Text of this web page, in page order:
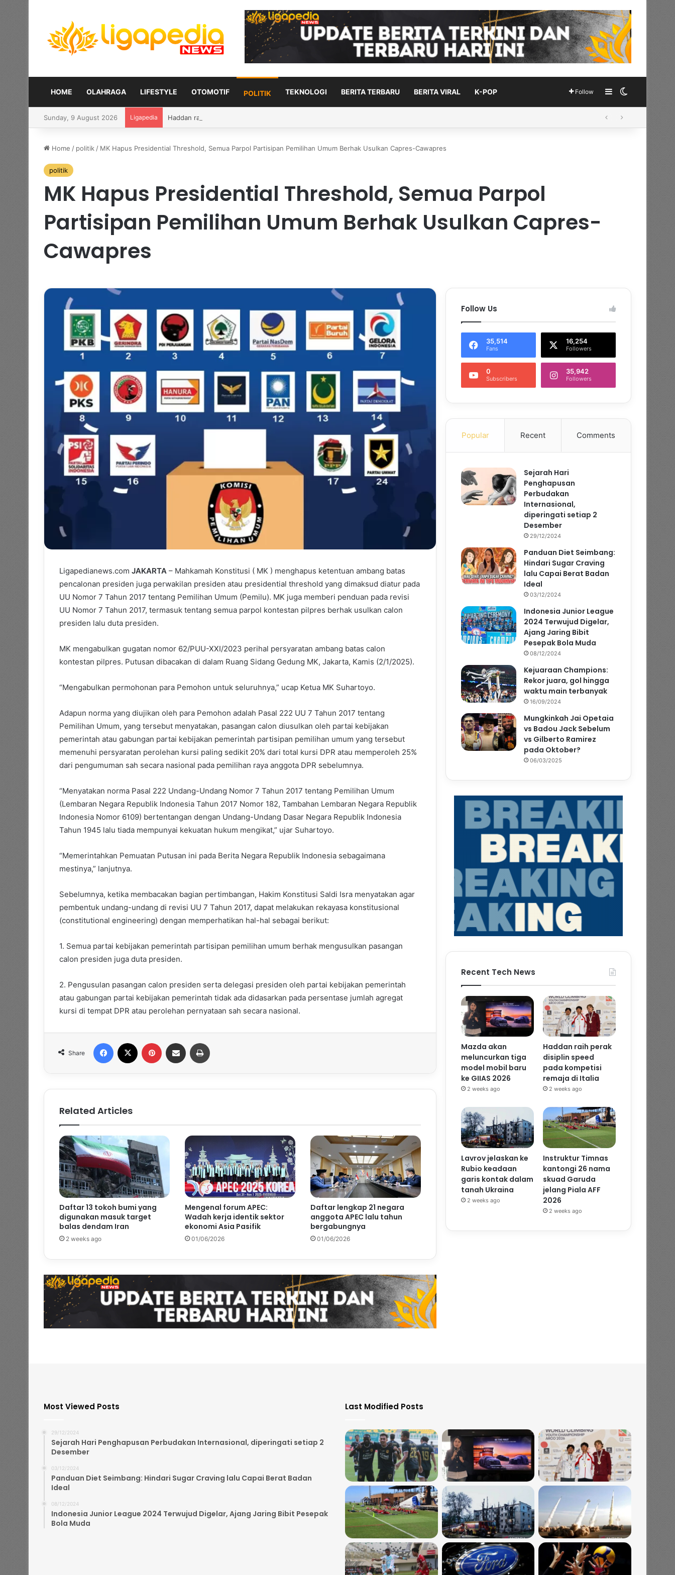
HOME OLAHRAGA LIFESTYLE OTOMOTIF POLITIK TEKNOLOGI BERITA TERBARU BERITA VIRAL K-POP Follow Sidebar
Sunday, 9 August 2026 Ligapedia Haddan raih perak disiplin speed pada kompetisi remaja di Italia
Home / politik / MK Hapus Presidential Threshold, Semua Parpol Partisipan Pemilihan Umum Berhak Usulkan Capres-Cawapres
politik
MK Hapus Presidential Threshold, Semua Parpol
Partisipan Pemilihan Umum Berhak Usulkan Capres-
Cawapres
Ligapedianews.com JAKARTA – Mahkamah Konstitusi ( MK ) menghapus ketentuan ambang batas
pencalonan presiden juga perwakilan presiden atau presidential threshold yang dimaksud diatur pada
UU Nomor 7 Tahun 2017 tentang Pemilihan Umum (Pemilu). MK juga memberi penduan pada revisi
UU Nomor 7 Tahun 2017, termasuk tentang semua parpol kontestan pilpres berhak usulkan calon
presiden lalu duta presiden.
MK mengabulkan gugatan nomor 62/PUU-XXI/2023 perihal persyaratan ambang batas calon
kontestan pilpres. Putusan dibacakan di dalam Ruang Sidang Gedung MK, Jakarta, Kamis (2/1/2025).
“Mengabulkan permohonan para Pemohon untuk seluruhnya,” ucap Ketua MK Suhartoyo.
Adapun norma yang diujikan oleh para Pemohon adalah Pasal 222 UU 7 Tahun 2017 tentang
Pemilihan Umum, yang tersebut menyatakan, pasangan calon diusulkan oleh partai kebijakan
pemerintah atau gabungan partai kebijakan pemerintah partisipan pemilihan umum yang tersebut
memenuhi persyaratan perolehan kursi paling sedikit 20% dari total kursi DPR atau memperoleh 25%
dari pengumuman sah secara nasional pada pemilihan raya anggota DPR sebelumnya.
“Menyatakan norma Pasal 222 Undang-Undang Nomor 7 Tahun 2017 tentang Pemilihan Umum
(Lembaran Negara Republik Indonesia Tahun 2017 Nomor 182, Tambahan Lembaran Negara Republik
Indonesia Nomor 6109) bertentangan dengan Undang-Undang Dasar Negara Republik Indonesia
Tahun 1945 lalu tiada mempunyai kekuatan hukum mengikat,” ujar Suhartoyo.
“Memerintahkan Pemuatan Putusan ini pada Berita Negara Republik Indonesia sebagaimana
mestinya,” lanjutnya.
Sebelumnya, ketika membacakan bagian pertimbangan, Hakim Konstitusi Saldi Isra menyatakan agar
pembentuk undang-undang di revisi UU 7 Tahun 2017, dapat melakukan rekayasa konstitusional
(constitutional engineering) dengan memperhatikan hal-hal sebagai berikut:
1. Semua partai kebijakan pemerintah partisipan pemilihan umum berhak mengusulkan pasangan
calon presiden juga duta presiden.
2. Pengusulan pasangan calon presiden serta delegasi presiden oleh partai kebijakan pemerintah
atau gabungan partai kebijakan pemerintah tidak ada didasarkan pada persentase jumlah agregat
kursi di tempat DPR atau perolehan pernyataan sah secara nasional.
Share
Related Articles
Daftar 13 tokoh bumi yang
digunakan masuk target
balas dendam Iran
2 weeks ago
Mengenal forum APEC:
Wadah kerja identik sektor
ekonomi Asia Pasifik
01/06/2026
Daftar lengkap 21 negara
anggota APEC lalu tahun
bergabungnya
01/06/2026
Follow Us
35,514
Fans
16,254
Followers
0
Subscribers
35,942
Followers
Popular Recent Comments
Sejarah Hari
Penghapusan
Perbudakan
Internasional,
diperingati setiap 2
Desember
29/12/2024
Panduan Diet Seimbang:
Hindari Sugar Craving
lalu Capai Berat Badan
Ideal
03/12/2024
Indonesia Junior League
2024 Terwujud Digelar,
Ajang Jaring Bibit
Pesepak Bola Muda
08/12/2024
Kejuaraan Champions:
Rekor juara, gol hingga
waktu main terbanyak
16/09/2024
Mungkinkah Jai Opetaia
vs Badou Jack Sebelum
vs Gilberto Ramirez
pada Oktober?
06/03/2025
Recent Tech News
Mazda akan
meluncurkan tiga
model mobil baru
ke GIIAS 2026
2 weeks ago
Haddan raih perak
disiplin speed
pada kompetisi
remaja di Italia
2 weeks ago
Lavrov jelaskan ke
Rubio keadaan
garis kontak dalam
tanah Ukraina
2 weeks ago
Instruktur Timnas
kantongi 26 nama
skuad Garuda
jelang Piala AFF
2026
2 weeks ago
Most Viewed Posts
29/12/2024
Sejarah Hari Penghapusan Perbudakan Internasional, diperingati setiap 2
Desember
03/12/2024
Panduan Diet Seimbang: Hindari Sugar Craving lalu Capai Berat Badan
Ideal
08/12/2024
Indonesia Junior League 2024 Terwujud Digelar, Ajang Jaring Bibit Pesepak
Bola Muda
Last Modified Posts